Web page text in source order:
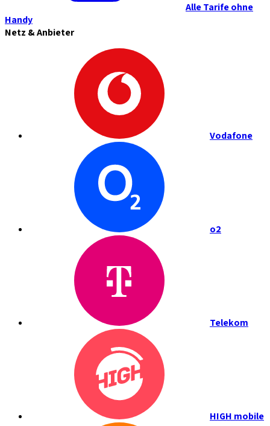
Alle Tarife ohne
Handy
Netz & Anbieter
Vodafone
o2
Telekom
HIGH mobile